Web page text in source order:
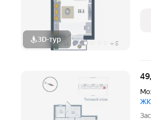
3D-тур + 5